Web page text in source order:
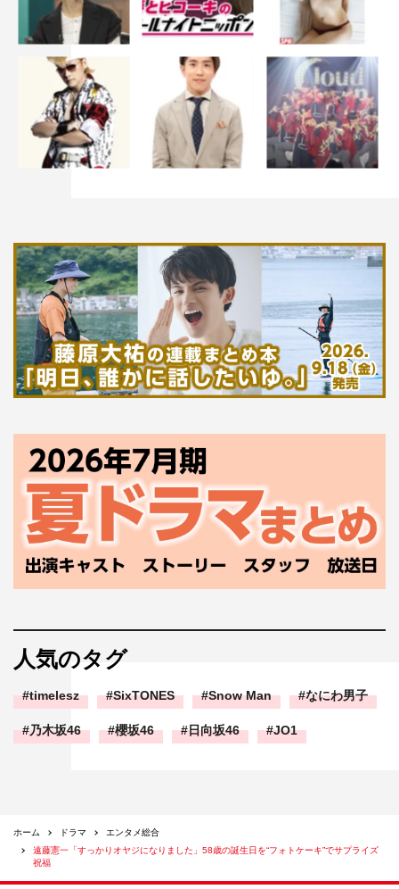
人気のタグ
timelesz SixTONES Snow Man なにわ男子
乃木坂46 櫻坂46 日向坂46 JO1
ホーム ドラマ
エンタメ総合
遠藤憲一「すっかりオヤジになりました」58歳の誕生日を“フォトケーキ”でサプライズ
祝福